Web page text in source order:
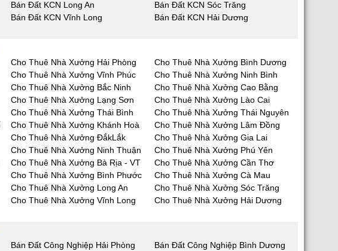
Bán Đất KCN Long An
Bán Đất KCN Sóc Trăng
Bán Đất KCN Vĩnh Long
Bán Đất KCN Hải Dương
Cho Thuê Nhà Xưởng Hải Phòng
Cho Thuê Nhà Xưởng Bình Dương
Cho Thuê Nhà Xưởng Vĩnh Phúc
Cho Thuê Nhà Xưởng Ninh Bình
Cho Thuê Nhà Xưởng Bắc Ninh
Cho Thuê Nhà Xưởng Cao Bằng
Cho Thuê Nhà Xưởng Lạng Sơn
Cho Thuê Nhà Xưởng Lào Cai
Cho Thuê Nhà Xưởng Thái Bình
Cho Thuê Nhà Xưởng Thái Nguyên
Cho Thuê Nhà Xưởng Khánh Hoà
Cho Thuê Nhà Xưởng Lâm Đồng
Cho Thuê Nhà Xưởng ĐắkLắk
Cho Thuê Nhà Xưởng Gia Lai
Cho Thuê Nhà Xưởng Ninh Thuận
Cho Thuê Nhà Xưởng Phú Yên
Cho Thuê Nhà Xưởng Bà Rịa - VT
Cho Thuê Nhà Xưởng Cần Thơ
Cho Thuê Nhà Xưởng Bình Phước
Cho Thuê Nhà Xưởng Cà Mau
Cho Thuê Nhà Xưởng Long An
Cho Thuê Nhà Xưởng Sóc Trăng
Cho Thuê Nhà Xưởng Vĩnh Long
Cho Thuê Nhà Xưởng Hải Dương
Bán Đất Công Nghiệp Hải Phòng
Bán Đất Công Nghiệp Bình Dương